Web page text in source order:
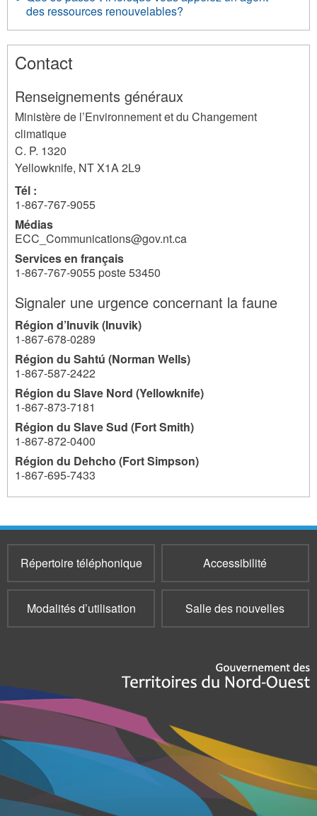
des ressources renouvelables?
Contact
Renseignements généraux
Ministère de l’Environnement et du Changement
climatique
C. P. 1320
Yellowknife, NTX1A 2L9
Tél :
1-867-767-9055
Médias
ECC_Communications@gov.nt.ca
Services en français
1-867-767-9055 poste 53450
Signaler une urgence concernant la faune
Région d’Inuvik (Inuvik)
1-867-678-0289
Région du Sahtú (Norman Wells)
1-867-587-2422
Région du Slave Nord (Yellowknife)
1-867-873-7181
Région du Slave Sud (Fort Smith)
1-867-872-0400
Région du Dehcho (Fort Simpson)
1-867-695-7433
25021
25021
Répertoire téléphonique Accessibilité
Modalités d’utilisation Salle des nouvelles